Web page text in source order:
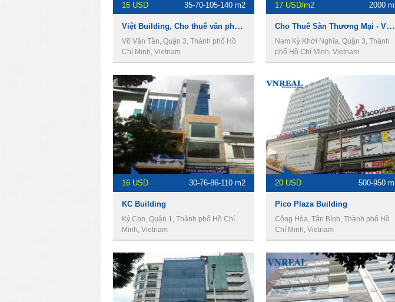
16 USD 35-70-105-140 m2
Việt Building, Cho thuê văn phòng Quận 3
Võ Văn Tần, Quận 3, Thành phố Hồ
Chí Minh, Vietnam
17 USD/m2 2000
Cho Thuê Sàn Thương Mại - Văn phòng cho thuê Quận 3
Nam Kỳ Khởi Nghĩa, Quận 3, Thành
phố Hồ Chí Minh, Vietnam
16 USD 30-76-86-110 m2
KC Building
Ký Con, Quận 1, Thành phố Hồ Chí
Minh, Vietnam
20 USD 500-950
Pico Plaza Building
Cộng Hòa, Tân Bình, Thành phố Hồ
Chí Minh, Vietnam